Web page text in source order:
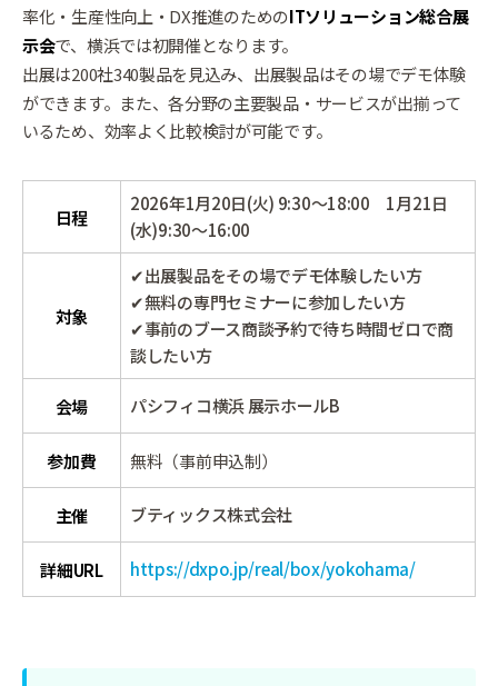
率化・生産性向上・DX推進のためのITソリューション総合展
示会で、横浜では初開催となります。
出展は200社340製品を見込み、出展製品はその場でデモ体験
ができます。また、各分野の主要製品・サービスが出揃って
いるため、効率よく比較検討が可能です。
日程
2026年1月20日(火) 9:30～18:00 1月21日
(水)9:30～16:00
対象
✔出展製品をその場でデモ体験したい方
✔無料の専門セミナーに参加したい方
✔事前のブース商談予約で待ち時間ゼロで商
談したい方
会場 パシフィコ横浜 展示ホールB
参加費 無料（事前申込制）
主催 ブティックス株式会社
詳細URL https://dxpo.jp/real/box/yokohama/